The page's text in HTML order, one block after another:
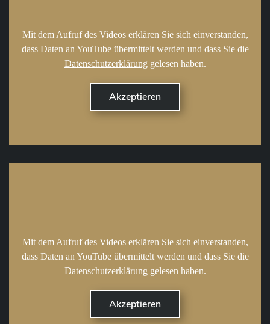
Mit dem Aufruf des Videos erklären Sie sich einverstanden,
dass Daten an YouTube übermittelt werden und dass Sie die
Datenschutzerklärung gelesen haben.
Mit dem Aufruf des Videos erklären Sie sich einverstanden,
dass Daten an YouTube übermittelt werden und dass Sie die
Datenschutzerklärung gelesen haben.